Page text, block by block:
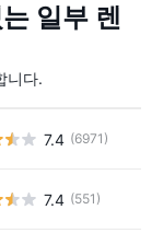
일부 렌
니다.
7.4 (6971)
7.4 (551)